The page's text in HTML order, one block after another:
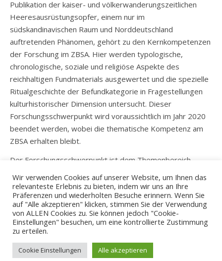
Publikation der kaiser- und völkerwanderungszeitlichen
Heeresausrüstungsopfer, einem nur im
südskandinavischen Raum und Norddeutschland
auftretenden Phänomen, gehört zu den Kernkompetenzen
der Forschung im ZBSA. Hier werden typologische,
chronologische, soziale und religiöse Aspekte des
reichhaltigen Fundmaterials ausgewertet und die spezielle
Ritualgeschichte der Befundkategorie in Fragestellungen
kulturhistorischer Dimension untersucht. Dieser
Forschungsschwerpunkt wird voraussichtlich im Jahr 2020
beendet werden, wobei die thematische Kompetenz am
ZBSA erhalten bleibt.
Der Forschungsschwerpunkt ist dem Themenbereich
Mensch und Artefakt
zugeordnet.
Nydam Mose – Waffenausrüstungen
© 2026 - ZBSA
Impressum
Datenschutzerklärung
Wir verwenden Cookies auf unserer Website, um Ihnen das
relevanteste Erlebnis zu bieten, indem wir uns an Ihre
Präferenzen und wiederholten Besuche erinnern. Wenn Sie
auf "Alle akzeptieren" klicken, stimmen Sie der Verwendung
von ALLEN Cookies zu. Sie können jedoch "Cookie-
Einstellungen" besuchen, um eine kontrollierte Zustimmung
zu erteilen.
Cookie Einstellungen Alle akzeptieren